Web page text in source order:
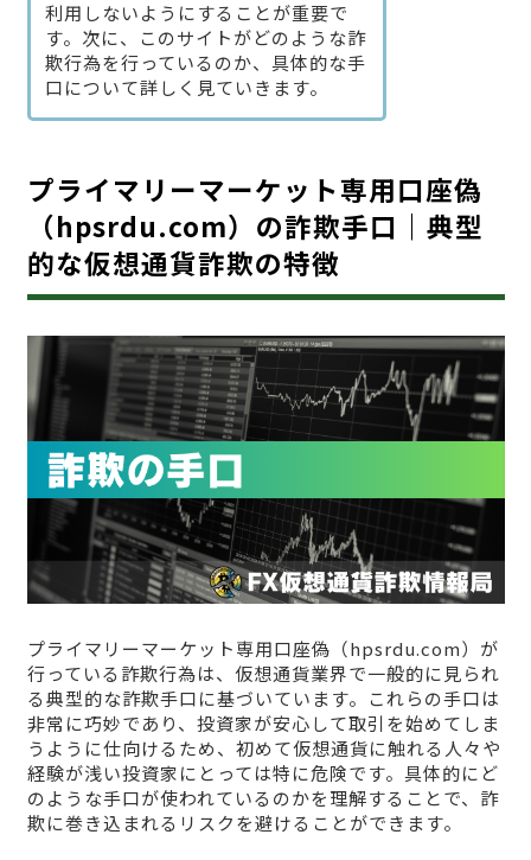
利用しないようにすることが重要で
す。次に、このサイトがどのような詐
欺行為を行っているのか、具体的な手
口について詳しく見ていきます。
プライマリーマーケット専用口座偽
（hpsrdu.com）の詐欺手口｜典型
的な仮想通貨詐欺の特徴
プライマリーマーケット専用口座偽（hpsrdu.com）が
行っている詐欺行為は、仮想通貨業界で一般的に見られ
る典型的な詐欺手口に基づいています。これらの手口は
非常に巧妙であり、投資家が安心して取引を始めてしま
うように仕向けるため、初めて仮想通貨に触れる人々や
経験が浅い投資家にとっては特に危険です。具体的にど
のような手口が使われているのかを理解することで、詐
欺に巻き込まれるリスクを避けることができます。